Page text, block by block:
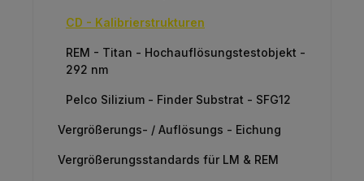
CD - Kalibrierstrukturen
REM - Titan - Hochauflösungstestobjekt -
292 nm
Pelco Silizium - Finder Substrat - SFG12
Vergrößerungs- / Auflösungs - Eichung
Vergrößerungsstandards für LM & REM